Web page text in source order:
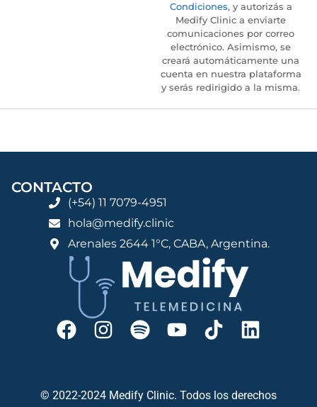
Condiciones, y autorizás a
Medify Clinic a enviarte
comunicaciones por correo
electrónico. Asimismo, se
creará automáticamente una
cuenta en nuestra plataforma
y serás redirigido a la misma.
CONTACTO
(+54) 11 7079-4951
hola@medify.clinic
Arenales 2644 1°C, CABA, Argentina.
© 2022-2024 Medify Clinic. Todos los derechos